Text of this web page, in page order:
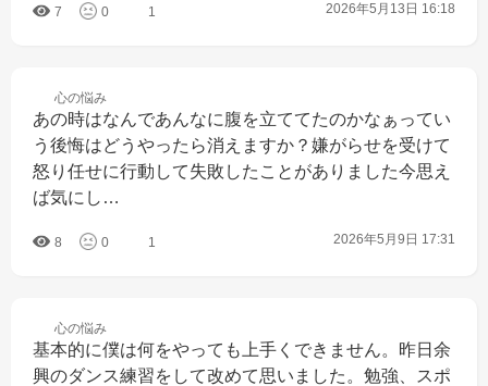
7 0 1 2026年5月13日 16:18
心の悩み
あの時はなんであんなに腹を立ててたのかなぁってい
う後悔はどうやったら消えますか？嫌がらせを受けて
怒り任せに行動して失敗したことがありました今思え
ば気にし…
8 0 1 2026年5月9日 17:31
心の悩み
基本的に僕は何をやっても上手くできません。昨日余
興のダンス練習をして改めて思いました。勉強、スポ